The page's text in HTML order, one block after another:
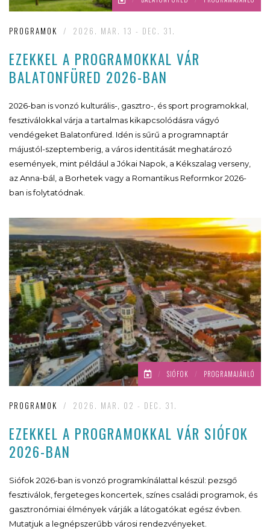
PROGRAMOK / 2026. MAR. 13 - DEC. 31.
EZEKKEL A PROGRAMOKKAL VÁR
BALATONFÜRED 2026-BAN
2026-ban is vonzó kulturális-, gasztro-, és sport programokkal,
fesztiválokkal várja a tartalmas kikapcsolódásra vágyó
vendégeket Balatonfüred. Idén is sűrű a programnaptár
májustól-szeptemberig, a város identitását meghatározó
események, mint például a Jókai Napok, a Kékszalag verseny,
az Anna-bál, a Borhetek vagy a Romantikus Reformkor 2026-
ban is folytatódnak.
/ SIÓFOK / PROGRAMAJÁNLÓ
PROGRAMOK / 2026. MAR. 02 - DEC. 31.
EZEKKEL A PROGRAMOKKAL VÁR SIÓFOK
2026-BAN
Siófok 2026-ban is vonzó programkínálattal készül: pezsgő
fesztiválok, fergeteges koncertek, színes családi programok, és
gasztronómiai élmények várják a látogatókat egész évben.
Mutatjuk a legnépszerűbb városi rendezvényeket.